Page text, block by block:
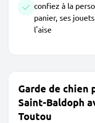
confiez à la
panier, ses
l'aise
Garde de chien
Saint-Baldoph
Toutou